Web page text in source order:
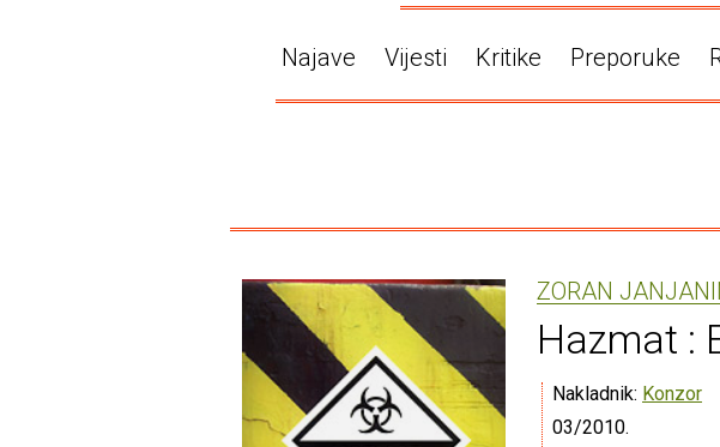
Najave Vijesti Kritike Preporuke
ZORAN
Hazmat :
Nakladnik: Konzor
03/2010.